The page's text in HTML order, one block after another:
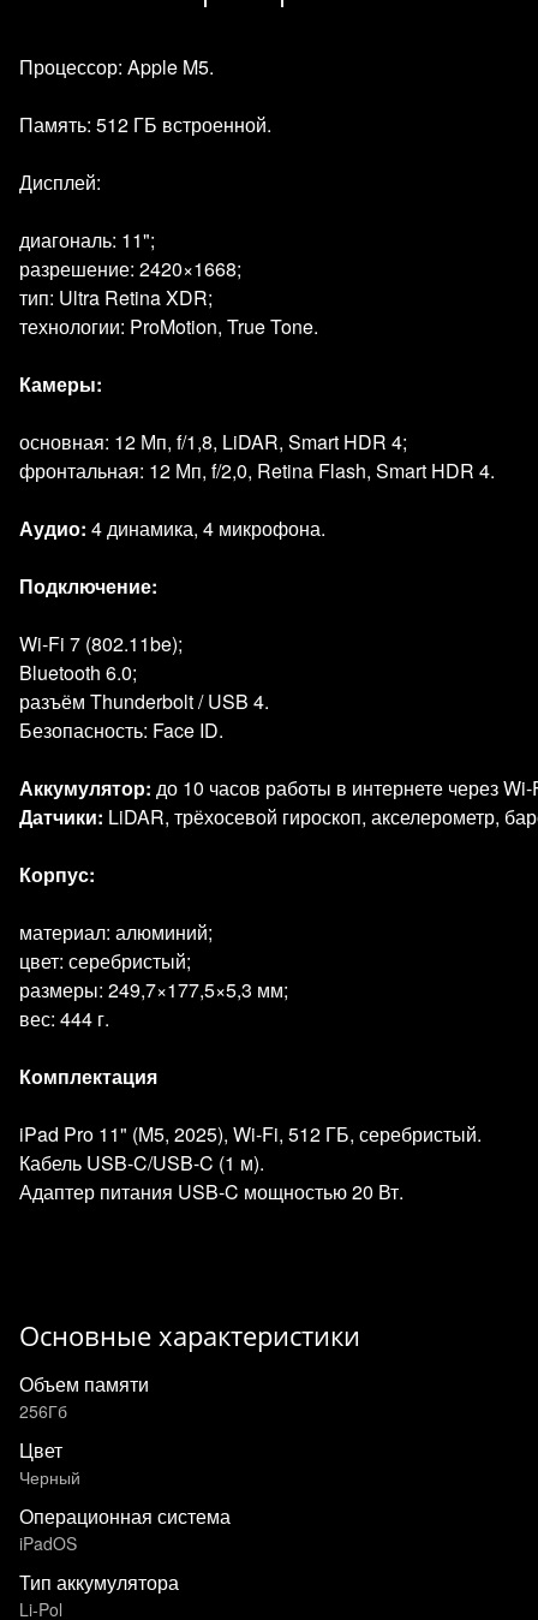
Процессор: Apple M5.
Память: 512 ГБ встроенной.
Дисплей:
диагональ: 11";
разрешение: 2420×1668;
тип: Ultra Retina XDR;
технологии: ProMotion, True Tone.
Камеры:
основная: 12 Мп, f/1,8, LiDAR, Smart HDR 4;
фронтальная: 12 Мп, f/2,0, Retina Flash, Smart HDR 4.
Аудио: 4 динамика, 4 микрофона.
Подключение:
Wi‑Fi 7 (802.11be);
Bluetooth 6.0;
разъём Thunderbolt / USB 4.
Безопасность: Face ID.
Аккумулятор: до 10 часов работы в интернете через
Датчики: LiDAR, трёхосевой гироскоп, акселерометр,
Корпус:
материал: алюминий;
цвет: серебристый;
размеры: 249,7×177,5×5,3 мм;
вес: 444 г.
Комплектация
iPad Pro 11" (M5, 2025), Wi‑Fi, 512 ГБ, серебристый.
Кабель USB‑C/USB‑C (1 м).
Адаптер питания USB‑C мощностью 20 Вт.
Основные характеристики
Объем памяти
256Гб
Цвет
Черный
Операционная система
iPadOS
Тип аккумулятора
Li-Pol